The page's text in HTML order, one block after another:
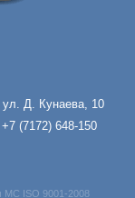
ул. Д. Кунаева, 10
+7 (7172) 648-150
МС ISO 9001-2008